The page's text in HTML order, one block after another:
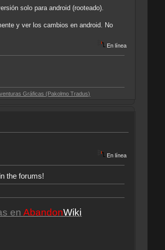
solo para android (rooteado).
y ver los cambios en android. No
En línea
(Pakolmo Tradus)
En línea
the forums!
enAbandonWiki